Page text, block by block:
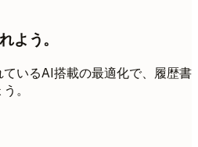
よう。
いるAI搭載の最適化で、履歴書
。